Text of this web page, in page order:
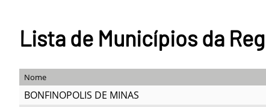
Lista de Municípios da
Nome
BONFINOPOLIS DE MINAS